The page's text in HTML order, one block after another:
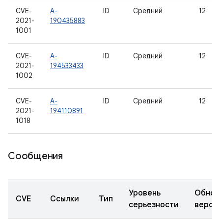
CVE-
2021-
1001
A-
190435883
ID Средний 12
CVE-
2021-
1002
A-
194533433
ID Средний 12
CVE-
2021-
1018
A-
194110891
ID Средний 12
Сообщения
CVE Ссылки Тип
Уровень
серьезности